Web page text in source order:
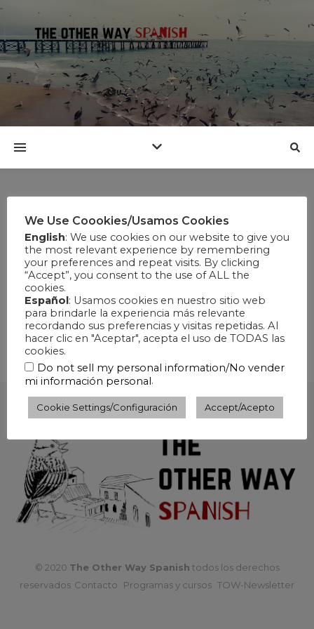
[eb_user_account]
© 2020 The Other Way Spanish todos los derechos
reservados Contacto Programas y cursos TOW-Newsletter
We Use Coookies/Usamos Cookies
English: We use cookies on our website to give you
the most relevant experience by remembering
your preferences and repeat visits. By clicking
“Accept”, you consent to the use of ALL the
cookies.
Español: Usamos cookies en nuestro sitio web
para brindarle la experiencia más relevante
recordando sus preferencias y visitas repetidas. Al
hacer clic en "Aceptar", acepta el uso de TODAS las
cookies.
Do not sell my personal information/No vender
mi información personal.
Cookie Settings/Configuración Accept/Acepto